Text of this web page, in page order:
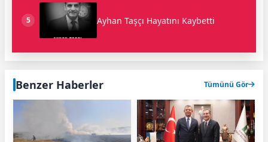
5 Ayhan Taşçı Hayatını Kaybetti
Benzer Haberler Tümünü Gör